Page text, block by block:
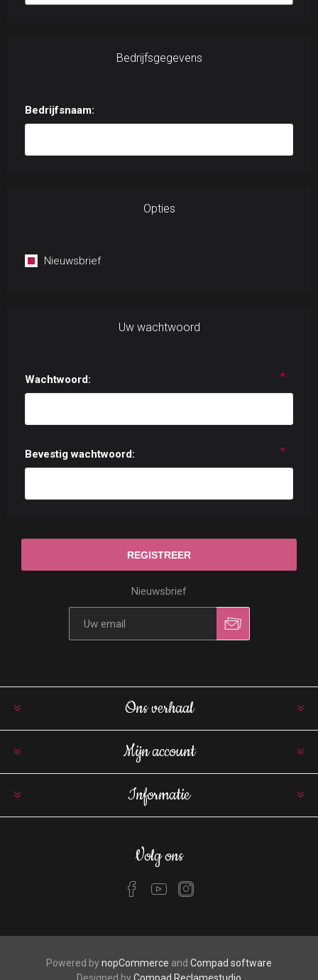
Bedrijfsgegevens
Bedrijfsnaam:
Opties
Nieuwsbrief
Uw wachtwoord
Wachtwoord: *
Bevestig wachtwoord: *
Nieuwsbrief
Ons verhaal
Mijn account
Informatie
Volg ons
Powered bynopCommerce and Compad software